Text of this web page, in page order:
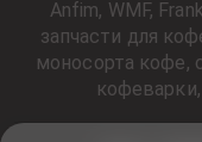
Anfim, WMF,
запчасти для
моносорта кофе,